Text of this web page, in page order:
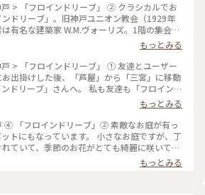
> 「フロインドリーブ」 ② クラシカルでお
ドリーブ」。旧神戸ユニオン教会（1929年
有名な建築家 W.M.ヴォーリズ。1階の集会室
ップ、2階の礼拝堂がカフェになっていて、
同窓会など、神戸の中でも人気の高いスポッ
。 映画「阪急電車」の撮影場所のロケ地とし
す。 特にクリスマスシーズンの大きな木のツ
。 素敵ユーザーさんがおっしゃっていた様に
プはとても綺麗だと思います。 お庭は丁寧にお
、お花が少ない冬の時期でも楽しめます。 #
#フロインドリーブ#旧神戸ユニオン教会#お庭
旅
もっとみる
> 「フロインドリーブ」 ① 友達とユーザー
出掛けした後、「芦屋」から「三宮」に移動
ドリーブ」さんへ。 私も友達も「フロインド
き菓子が好きなのですが、友達はSHOP＆カ
がないと。教会をリノベーションした素敵な
欲しいと思い案内しました。(写真は次の投
4組程待っていたので、受け付けを済ませ
に行きました。娘が中サイズのミミパイを
た「シュネッケン」(写真5枚目)が大好きなの
ました。「シュネッケン」は本店限定なの
もっとみる
④ 「フロインドリーブ」② 素敵なお庭が有っ
トにもなっています。 小さなお庭ですが、丁
ていて、季節のお花がとても綺麗に咲いてい
経つので、ミモザのお花は見頃を迎えている
と神戸 #フロインドリーブ#お庭#クリスマス
もっとみる